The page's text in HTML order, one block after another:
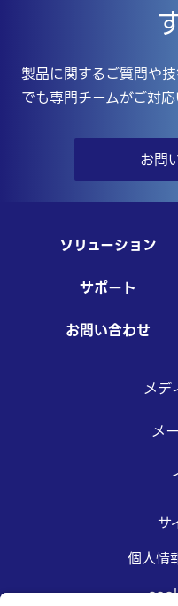
製品に関するご質問や
でも専門チームがご対応
お問
ソリューション
サポート
お問い合わせ
メデ
メ
サ
個人情